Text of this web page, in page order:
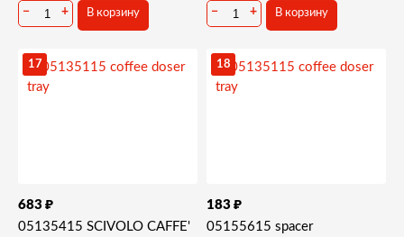
− + В корзину − + В корзину
17
683 ₽
05135415 SCIVOLO CAFFE'
18
183 ₽
05155615 spacer